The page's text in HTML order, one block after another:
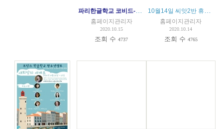
파리한글학교 코비드-19 대응 수업 지침 공문 발송 내용
홈페이지관리자
2020.10.15
조회 수4737
10월14일 씨앗2반 휴강 - 확진케이스 경과
홈페이지관리자
2020.10.14
조회 수 4765